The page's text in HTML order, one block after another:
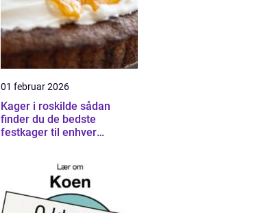
01 februar 2026
Kager i roskilde sådan
finder du de bedste
festkager til enhver